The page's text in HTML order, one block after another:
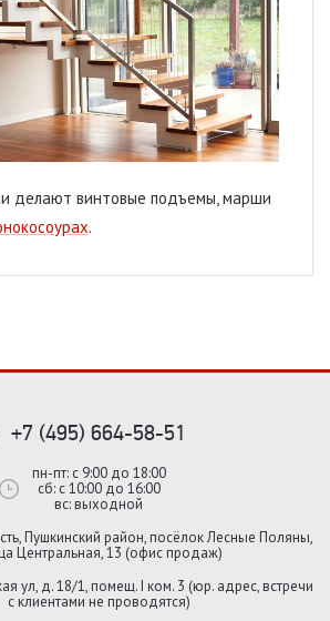
делают винтовые подъемы, марши
.
+7 (495) 664-58-51
пн-пт: с 9:00 до 18:00
сб: с 10:00 до 16:00
вс: выходной
Пушкинский район, посёлок Лесные Поляны,
Центральная, 13 (офис продаж)
ул, д. 18/1, помещ. I ком. 3 (юр. адрес, встречи
с клиентами не проводятся)